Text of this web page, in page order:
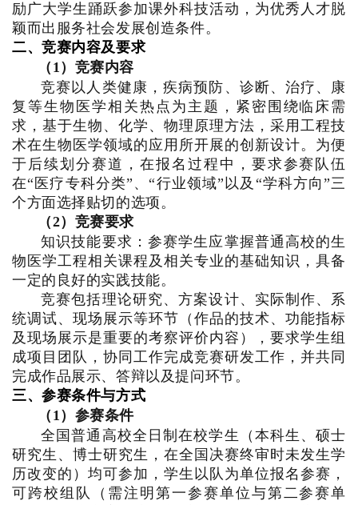
励广大学生踊跃参加课外科技活动，为优秀人才脱
颖而出服务社会发展创造条件。
二、竞赛内容及要求
（1）竞赛内容
竞赛以人类健康，疾病预防、诊断、治疗、康
复等生物医学相关热点为主题，紧密围绕临床需
求，基于生物、化学、物理原理方法，采用工程技
术在生物医学领域的应用所开展的创新设计。为便
于后续划分赛道，在报名过程中，要求参赛队伍
在“医疗专科分类”、“行业领域”以及“学科方向”三
个方面选择贴切的选项。
（2）竞赛要求
知识技能要求：参赛学生应掌握普通高校的生
物医学工程相关课程及相关专业的基础知识，具备
一定的良好的实践技能。
竞赛包括理论研究、方案设计、实际制作、系
统调试、现场展示等环节（作品的技术、功能指标
及现场展示是重要的考察评价内容），要求学生组
成项目团队，协同工作完成竞赛研发工作，并共同
完成作品展示、答辩以及提问环节。
三、参赛条件与方式
（1）参赛条件
全国普通高校全日制在校学生（本科生、硕士
研究生、博士研究生，在全国决赛终审时未发生学
历改变的）均可参加，学生以队为单位报名参赛，
可跨校组队（需注明第一参赛单位与第二参赛单